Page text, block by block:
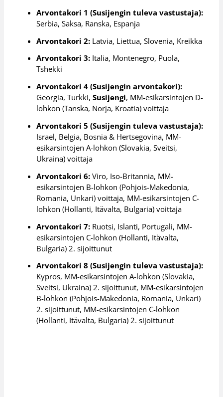
Arvontakori 1 (Susijengin tuleva vastustaja):
Serbia, Saksa, Ranska, Espanja
Arvontakori 2: Latvia, Liettua, Slovenia, Kreikka
Arvontakori 3: Italia, Montenegro, Puola,
Tshekki
Arvontakori 4 (Susijengin arvontakori):
Georgia, Turkki,Susijengi, MM-esikarsintojen D-
lohkon (Tanska, Norja, Kroatia) voittaja
Arvontakori 5 (Susijengin tuleva vastustaja):
Israel, Belgia, Bosnia & Hertsegovina, MM-
esikarsintojen A-lohkon (Slovakia, Sveitsi,
Ukraina) voittaja
Arvontakori 6: Viro, Iso-Britannia, MM-
esikarsintojen B-lohkon (Pohjois-Makedonia,
Romania, Unkari) voittaja, MM-esikarsintojen C-
lohkon (Hollanti, Itävalta, Bulgaria) voittaja
Arvontakori 7: Ruotsi, Islanti, Portugali, MM-
esikarsintojen C-lohkon (Hollanti, Itävalta,
Bulgaria) 2. sijoittunut
Arvontakori 8 (Susijengin tuleva vastustaja):
Kypros, MM-esikarsintojen A-lohkon (Slovakia,
Sveitsi, Ukraina) 2. sijoittunut, MM-esikarsintojen
B-lohkon (Pohjois-Makedonia, Romania, Unkari)
2. sijoittunut, MM-esikarsintojen C-lohkon
(Hollanti, Itävalta, Bulgaria) 2. sijoittunut